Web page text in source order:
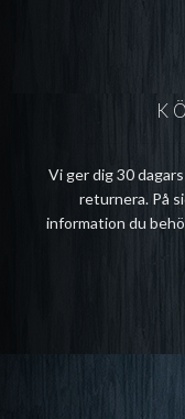
Vi ger dig 30
returnera. På
information du